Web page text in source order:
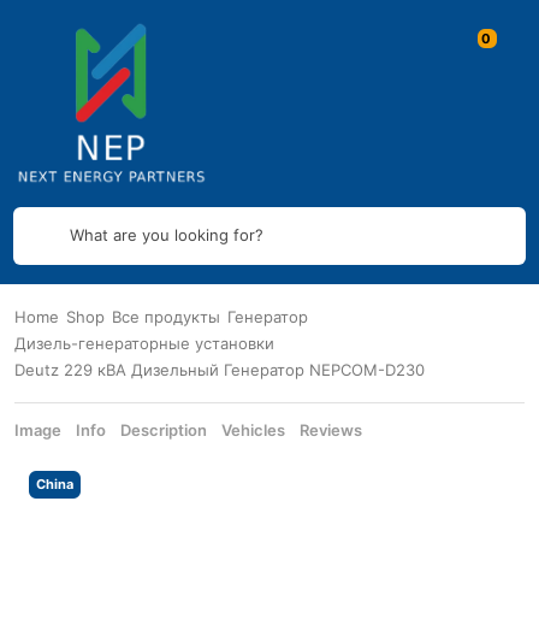
What are you looking for?
Home Shop Все продукты Генератор
Дизель-генераторные установки
Deutz 229 кВА Дизельный Генератор NEPCOM-D230
Image Info Description Vehicles Reviews
China